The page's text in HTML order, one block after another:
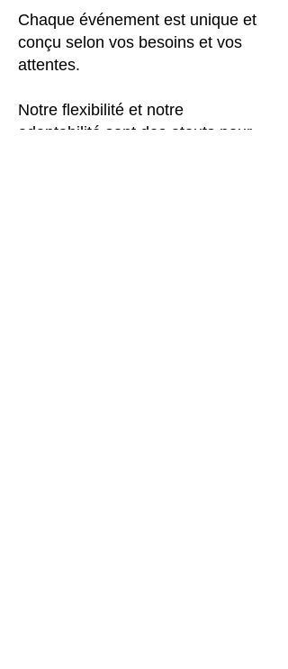
Chaque événement est unique et
conçu selon vos besoins et vos
attentes.
Notre flexibilité et notre
adaptabilité sont des atouts pour